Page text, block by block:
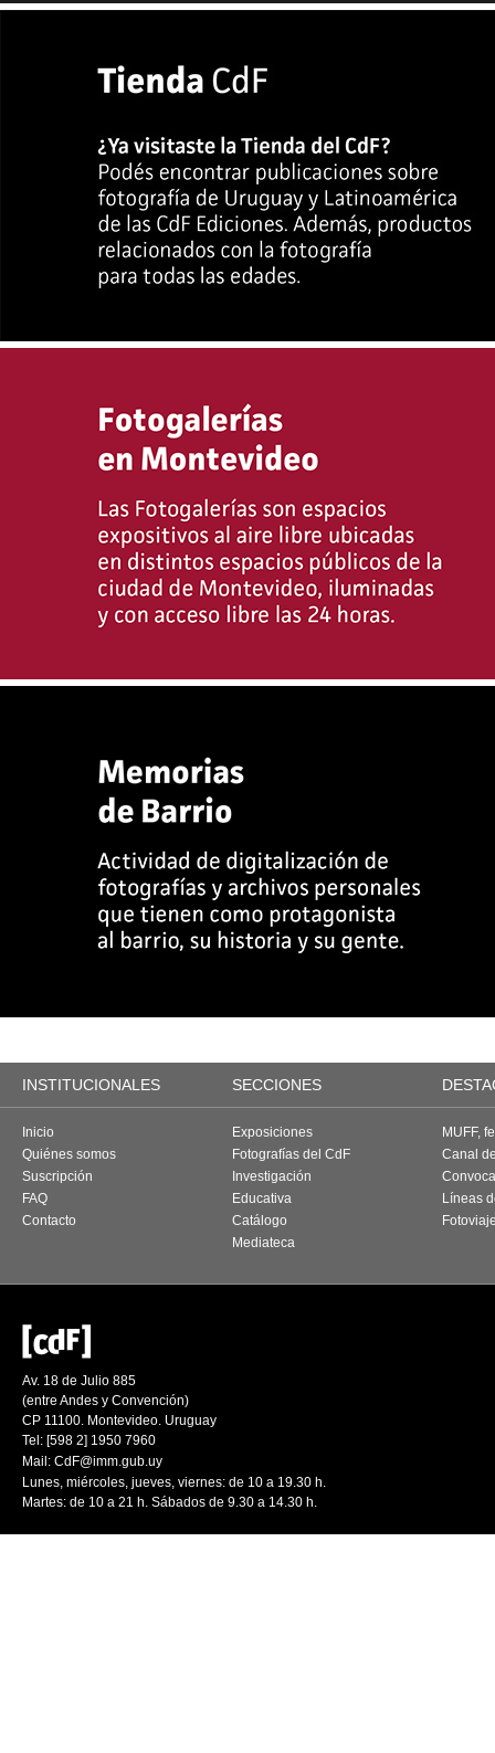
INSTITUCIONALES SECCIONES
Inicio
Quiénes somos
Suscripción
FAQ
Contacto
Exposiciones
Fotografías del CdF
Investigación
Educativa
Catálogo
Mediateca
MUFF,
Canal
Líneas
Av. 18 de Julio 885
(entre Andes y Convención)
CP 11100. Montevideo. Uruguay
Tel: [598 2] 1950 7960
Mail: CdF@imm.gub.uy
Lunes, miércoles, jueves, viernes: de 10 a 19.30 h.
Martes: de 10 a 21 h. Sábados de 9.30 a 14.30 h.